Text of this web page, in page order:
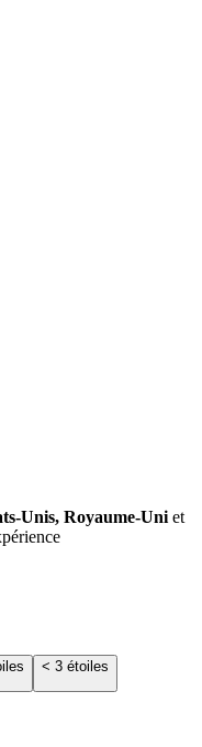
Unis, Royaume-Uni et
< 3 étoiles